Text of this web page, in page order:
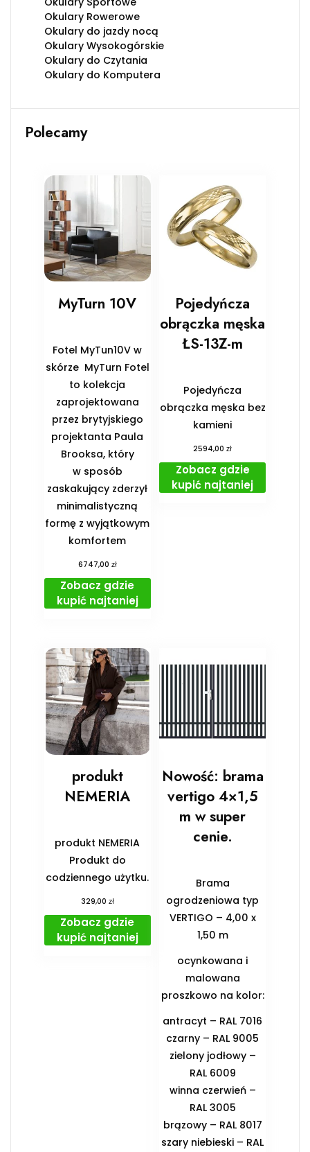
Okulary Rowerowe
Okulary do jazdy nocą
Okulary Wysokogórskie
Okulary do Czytania
Okulary do Komputera
Polecamy
MyTurn 10V
Fotel MyTun10V w
skórze MyTurn Fotel
to kolekcja
zaprojektowana
przez brytyjskiego
projektanta Paula
Brooksa, który
w sposób
zaskakujący zderzył
minimalistyczną
formę z wyjątkowym
komfortem
6747,00 zł
Zobacz gdzie
kupić najtaniej
Pojedyńcza
obrączka męska
ŁS-13Z-m
Pojedyńcza
obrączka męska bez
kamieni
2594,00zł
Zobacz gdzie
kupić najtaniej
produkt
NEMERIA
produkt NEMERIA
Produkt do
codziennego użytku.
329,00 zł
Zobacz gdzie
kupić najtaniej
Nowość: brama
vertigo 4×1,5
m w super
cenie.
Brama
ogrodzeniowa typ
VERTIGO – 4,00 x
1,50 m
ocynkowana i
malowana
proszkowo na kolor:
antracyt – RAL 7016
czarny – RAL 9005
zielony jodłowy –
RAL 6009
winna czerwień –
RAL 3005
brązowy – RAL 8017
szary niebieski – RAL